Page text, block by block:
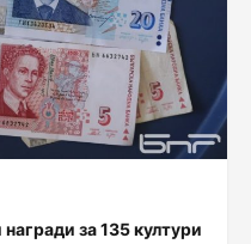
за 135 култури